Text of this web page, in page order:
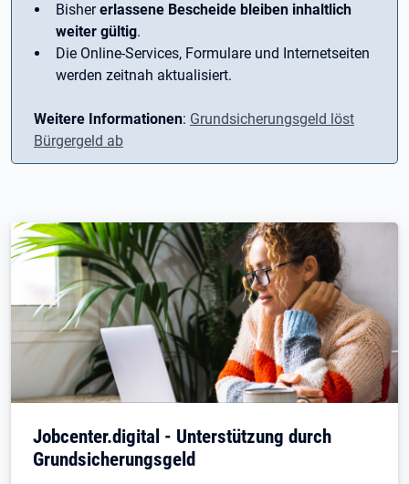
Bishererlassene Bescheide bleiben inhaltlich
weiter gültig.
Die Online-Services, Formulare und Internetseiten
werden zeitnah aktualisiert.
Weitere Informationen: Grundsicherungsgeld löst
Bürgergeld ab
Jobcenter.digital - Unterstützung durch
Grundsicherungsgeld